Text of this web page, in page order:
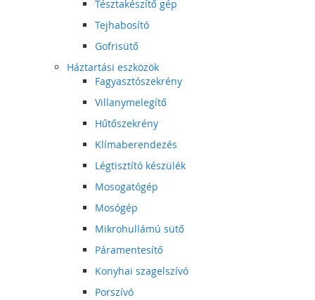
Tésztakészítő gép
Tejhabosító
Gofrisütő
Háztartási eszközök
Fagyasztószekrény
Villanymelegítő
Hűtőszekrény
Klímaberendezés
Légtisztító készülék
Mosogatógép
Mosógép
Mikrohullámú sütő
Páramentesítő
Konyhai szagelszívó
Porszívó